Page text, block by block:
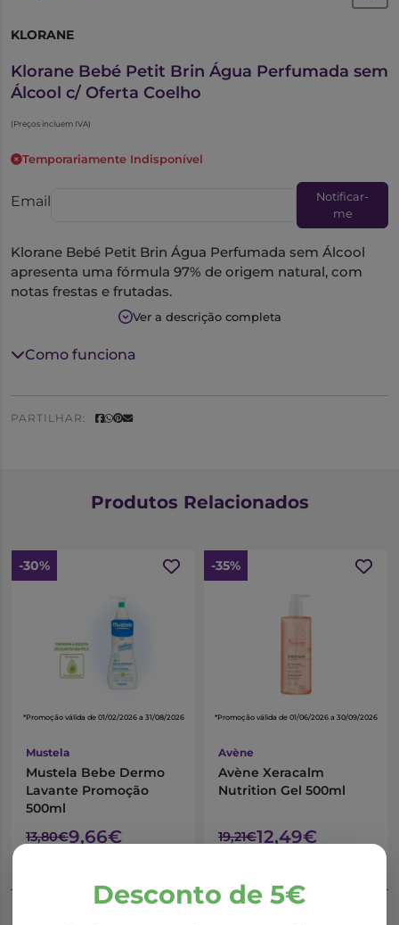
KLORANE
Klorane Bebé Petit Brin Água Perfumada sem
Álcool c/ Oferta Coelho
(Preços incluem IVA)
Temporariamente Indisponível
Email
Notificar-
me
Klorane Bebé Petit Brin Água Perfumada sem Álcool
apresenta uma fórmula 97% de origem natural, com
notas frestas e frutadas.
Indicada para minimizar os riscos de reação alérgica.
Testado sob controlo pediátrico.
Ver a descrição completa
Como funciona
PARTILHAR:
Desconto de 5€
Produtos Relacionados
-30%
*Promoção válida de 01/02/2026 a 31/08/2026
Mustela
Mustela Bebe Dermo
Lavante Promoção
500ml
13,80€9,66€
-35%
*Promoção válida de 01/06/2026 a 30/09/2026
Avène
Avène Xeracalm
Nutrition Gel 500ml
19,21€12,49€